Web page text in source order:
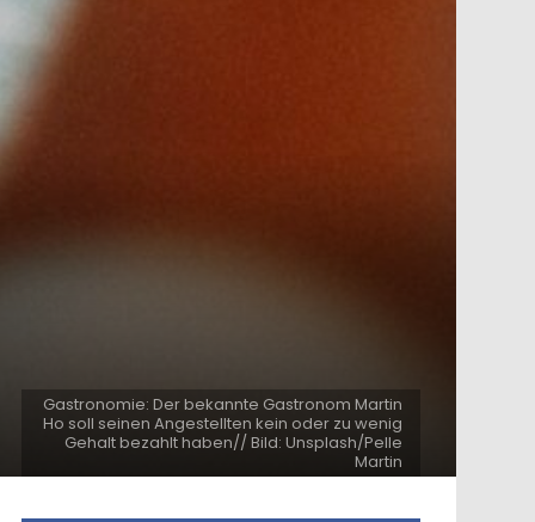
Gastronomie: Der bekannte Gastronom Martin
Ho soll seinen Angestellten kein oder zu wenig
Gehalt bezahlt haben// Bild: Unsplash/Pelle
Martin